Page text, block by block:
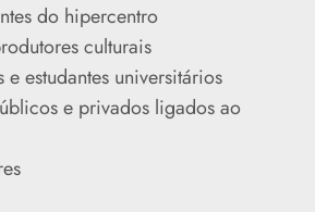
do hipercentro
culturais
e estudantes universitários
e privados ligados ao